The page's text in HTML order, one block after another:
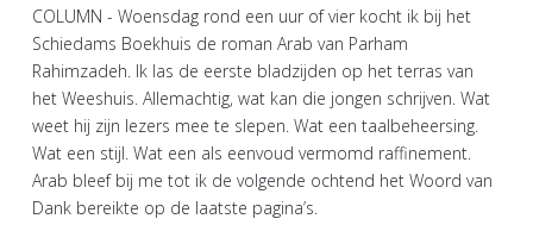
COLUMN - Woensdag rond een uur of vier kocht ik bij het
Schiedams Boekhuis de roman Arab van Parham
Rahimzadeh. Ik las de eerste bladzijden op het terras van
het Weeshuis. Allemachtig, wat kan die jongen schrijven. Wat
weet hij zijn lezers mee te slepen. Wat een taalbeheersing.
Wat een stijl. Wat een als eenvoud vermomd raffinement.
Arab bleef bij me tot ik de volgende ochtend het Woord van
Dank bereikte op de laatste pagina’s.